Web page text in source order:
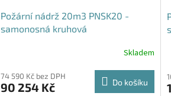
Požární nádrž 20m3 PNSK20 -
samonosná kruhová
Skladem
74 590 Kč bez DPH
90 254 Kč Do košíku